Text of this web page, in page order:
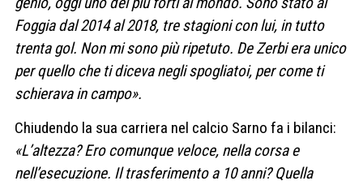
Foggia dal 2014 al 2018, tre stagioni con lui, in tutto
trenta gol. Non mi sono più ripetuto. De Zerbi era unico
per quello che ti diceva negli spogliatoi, per come ti
schierava in campo».
Chiudendo la sua carriera nel calcio Sarno fa i bilanci:
«L’altezza? Ero comunque veloce, nella corsa e
nell’esecuzione. Il trasferimento a 10 anni? Quella